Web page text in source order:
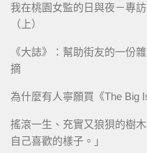
我在桃園女監的日與夜－專
（上）
《大誌》：幫助街友的一份
摘
為什麼有人寧願買《The Big
搖滾一生、充實又狼狽的樹
自己喜歡的樣子。」